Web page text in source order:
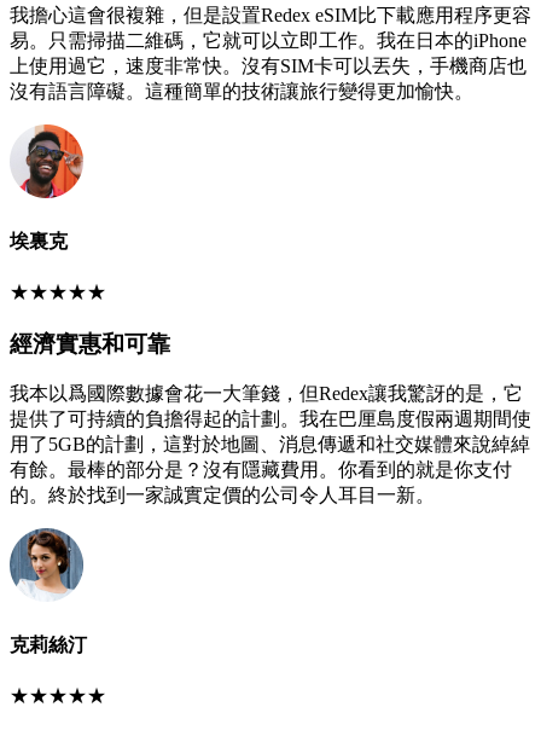
我擔心這會很複雜，但是設置Redex eSIM比下載應用程序更容
易。只需掃描二維碼，它就可以立即工作。我在日本的iPhone
上使用過它，速度非常快。沒有SIM卡可以丟失，手機商店也
沒有語言障礙。這種簡單的技術讓旅行變得更加愉快。
埃裏克
★★★★★
經濟實惠和可靠
我本以爲國際數據會花一大筆錢，但Redex讓我驚訝的是，它
提供了可持續的負擔得起的計劃。我在巴厘島度假兩週期間使
用了5GB的計劃，這對於地圖、消息傳遞和社交媒體來說綽綽
有餘。最棒的部分是？沒有隱藏費用。你看到的就是你支付
的。終於找到一家誠實定價的公司令人耳目一新。
克莉絲汀
★★★★★